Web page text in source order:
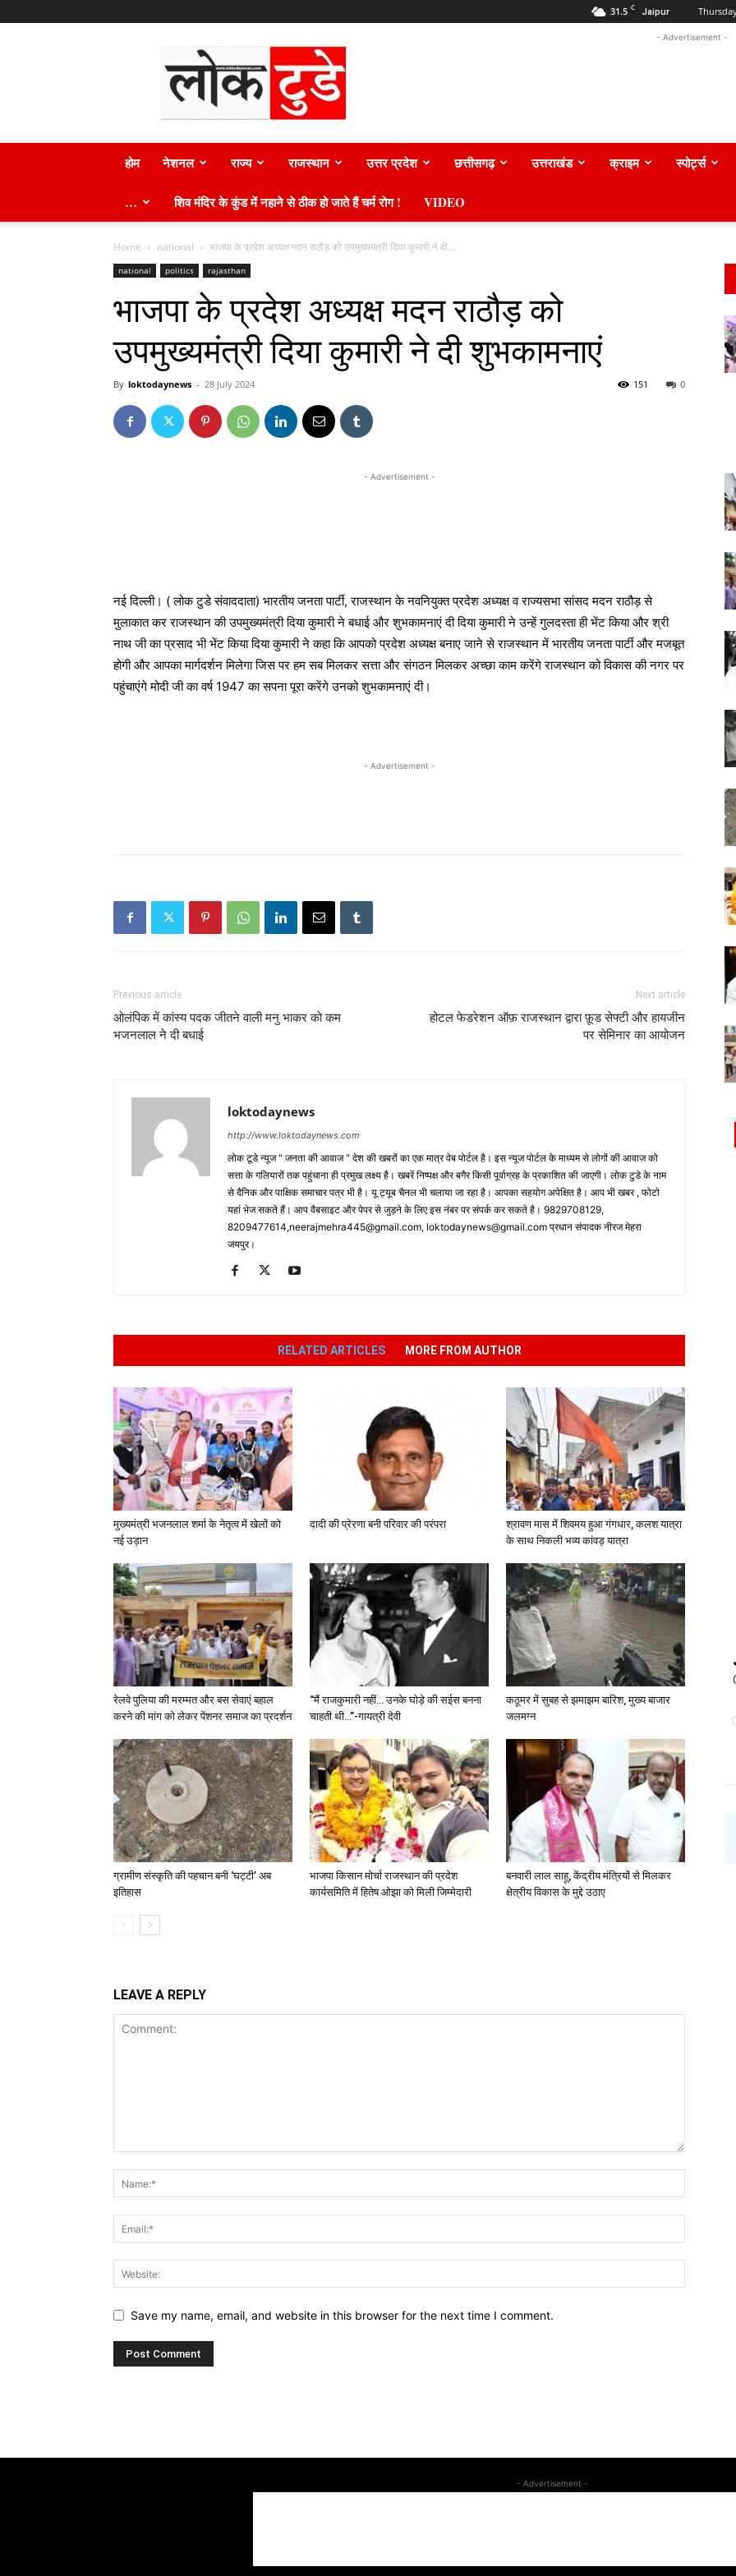
31.5 C Jaipur
टुडे
न्यूज़
- Advertisement -
होम नेशनल राज्य राजस्थान उत्तर प्रदेश छत्तीसगढ़ उत्तराखंड क्राइम स्पोर्ट्स
… शिव मंदिर के कुंड में नहाने से ठीक हो जाते हैं चर्म रोग ! VIDEO
Home national भाजपा के प्रदेश अध्यक्ष मदन राठौड़ को उपमुख्यमंत्री दिया कुमारी ने दी...
national politics rajasthan
भाजपा के प्रदेश अध्यक्ष मदन राठौड़ को
उपमुख्यमंत्री दिया कुमारी ने दी शुभकामनाएं
By loktodaynews - 28 July 2024 0
151
- Advertisement -
नई दिल्ली। ( लोक टुडे संवाददाता) भारतीय जनता पार्टी, राजस्थान के नवनियुक्त प्रदेश अध्यक्ष व राज्यसभा सांसद मदन राठौड़ से
मुलाकात कर राजस्थान की उपमुख्यमंत्री दिया कुमारी ने बधाई और शुभकामनाएं दी दिया कुमारी ने उन्हें गुलदस्ता ही भेंट किया और श्री
नाथ जी का प्रसाद भी भेंट किया दिया कुमारी ने कहा कि आपको प्रदेश अध्यक्ष बनाए जाने से राजस्थान में भारतीय जनता पार्टी और मजबूत
होगी और आपका मार्गदर्शन मिलेगा जिस पर हम सब मिलकर सत्ता और संगठन मिलकर अच्छा काम करेंगे राजस्थान को विकास की नगर पर
पहुंचाएंगे मोदी जी का वर्ष 1947 का सपना पूरा करेंगे उनको शुभकामनाएं दी।
- Advertisement -
Previous article
ओलंपिक में कांस्य पदक जीतने वाली मनु भाकर को कम
भजनलाल ने दी बधाई
Next article
होटल फेडरेशन ऑफ़ राजस्थान द्वारा फ़ूड सेफ्टी और हायजीन
पर सेमिनार का आयोजन
loktodaynews
http://www.loktodaynews.com
लोक टूडे न्यूज " जनता की आवाज " देश की खबरों का एक मात्र वेब पोर्टल है। इस न्यूज पोर्टल के माध्यम से लोगों की आवाज को
सत्ता के गलियारों तक पहुंचाना ही प्रमुख लक्ष्य है। खबरें निष्पक्ष और बगैर किसी पूर्वाग्रह के प्रकाशित की जाएगी। लोक टुडे के नाम
से दैनिक और पाक्षिक समाचार पत्र भी है। यू ट्यूब चैनल भी चलाया जा रहा है। आपका सहयोग अपेक्षित है। आप भी खबर , फोटो
यहां भेज सकते हैं। आप वैबसाइट और पेपर से जुड़ने के लिए इस नंबर पर संपर्क कर सकते है। 9829708129,
8209477614,neerajmehra445@gmail.com, loktodaynews@gmail.com प्रधान संपादक नीरज मेहरा
जयपुर।
RELATED ARTICLES MORE FROM AUTHOR
मुख्यमंत्री भजनलाल शर्मा के नेतृत्व में खेलों को
नई उड़ान
दादी की प्रेरणा बनी परिवार की परंपरा
श्रावण मास में शिवमय हुआ गंगधार, कलश यात्रा
के साथ निकली भव्य कांवड़ यात्रा
रेलवे पुलिया की मरम्मत और बस सेवाएं बहाल
करने की मांग को लेकर पेंशनर समाज का प्रदर्शन
“मैं राजकुमारी नहीं… उनके घोड़े की सईस बनना
चाहती थी…”-गायत्री देवी
कठूमर में सुबह से झमाझम बारिश, मुख्य बाजार
जलमग्न
ग्रामीण संस्कृति की पहचान बनी ‘घट्टी’ अब
इतिहास
भाजपा किसान मोर्चा राजस्थान की प्रदेश
कार्यसमिति में हितेष ओझा को मिली जिम्मेदारी
बनवारी लाल साहू, केंद्रीय मंत्रियों से मिलकर
क्षेत्रीय विकास के मुद्दे उठाए
LEAVE A REPLY
Save my name, email, and website in this browser for the next time I comment.
- Advertisement -